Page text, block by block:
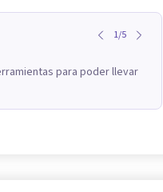
1/5
para poder llevar